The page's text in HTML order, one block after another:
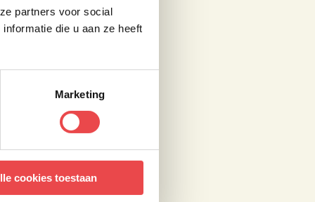
partners voor social
die u aan ze heeft
Marketing
cookies toestaan